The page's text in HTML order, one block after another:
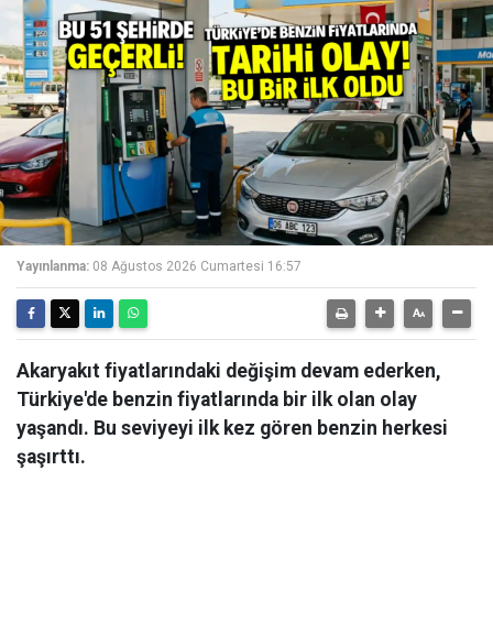
Yayınlanma: 08 Ağustos 2026 Cumartesi 16:57
Akaryakıt fiyatlarındaki değişim devam ederken,
Türkiye'de benzin fiyatlarında bir ilk olan olay
yaşandı. Bu seviyeyi ilk kez gören benzin herkesi
şaşırttı.